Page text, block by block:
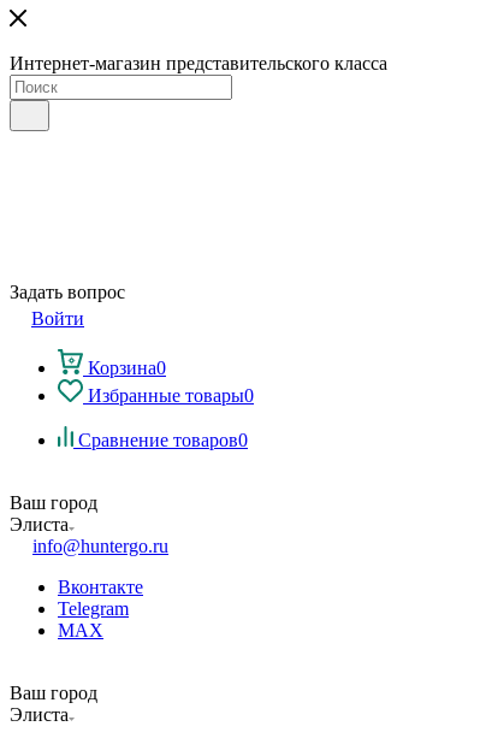
Интернет-магазин представительского класса
Задать вопрос
Войти
Корзина0
Избранные товары0
Сравнение товаров0
Ваш город
Элиста
info@huntergo.ru
Вконтакте
Telegram
MAX
Ваш город
Элиста